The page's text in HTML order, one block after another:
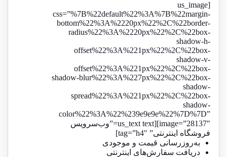
[us_image
css=”%7B%22default%22%3A%7B%22margin-
bottom%22%3A%2220px%22%2C%22border-
radius%22%3A%2220px%22%2C%22box-
shadow-h-
offset%22%3A%221px%22%2C%22box-
shadow-v-
offset%22%3A%221px%22%2C%22box-
shadow-blur%22%3A%227px%22%2C%22box-
shadow-
spread%22%3A%221px%22%2C%22box-
shadow-
color%22%3A%22%239e9e9e%22%7D%7D”
image=”28137″][us_text text=”وب‌سرویس
فروشگاه اینترنتی” tag=”h4″]
به‌روزرسانی قیمت و موجودی
دریافت سفارش‌های اینترنتی